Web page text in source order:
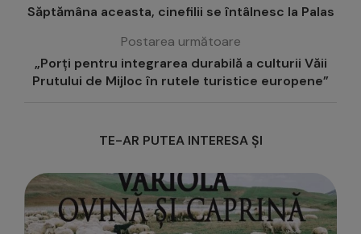
Săptămâna aceasta, cinefilii se întâlnesc la Palas
Postarea următoare
„Porți pentru integrarea durabilă a culturii Văii
Prutului de Mijloc în rutele turistice europene”
TE-AR PUTEA INTERESA ȘI